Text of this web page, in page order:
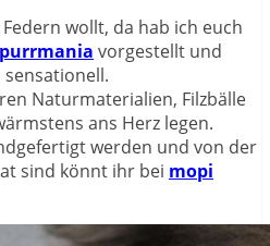
wollt, da hab ich euch
purrmania vorgestellt und
sensationell.
Naturmaterialien, Filzbälle
ans Herz legen.
werden und von der
sind könnt ihr bei mopi